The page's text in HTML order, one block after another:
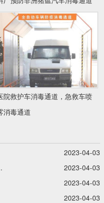
院救护车消毒通道，急救车喷
消毒通道
2023-04-03
2023-04-03
2023-04-03
2023-04-03